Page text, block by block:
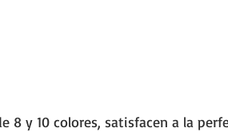
8 y 10 colores, satisfacen a la